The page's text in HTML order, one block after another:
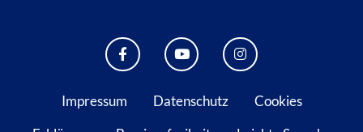
FACEBOOK BAD WILDUNGEN
YOUTUBE KANAL STADT
INSTAGRAM
Impressum Datenschutz
Cookies